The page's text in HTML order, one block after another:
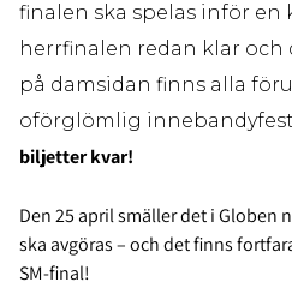
finalen ska spelas inför en
herrfinalen redan klar och
på damsidan finns alla
oförglömlig
biljetter kvar!
Den 25 april smäller det i Globen
ska avgöras – och det finns
SM-final!